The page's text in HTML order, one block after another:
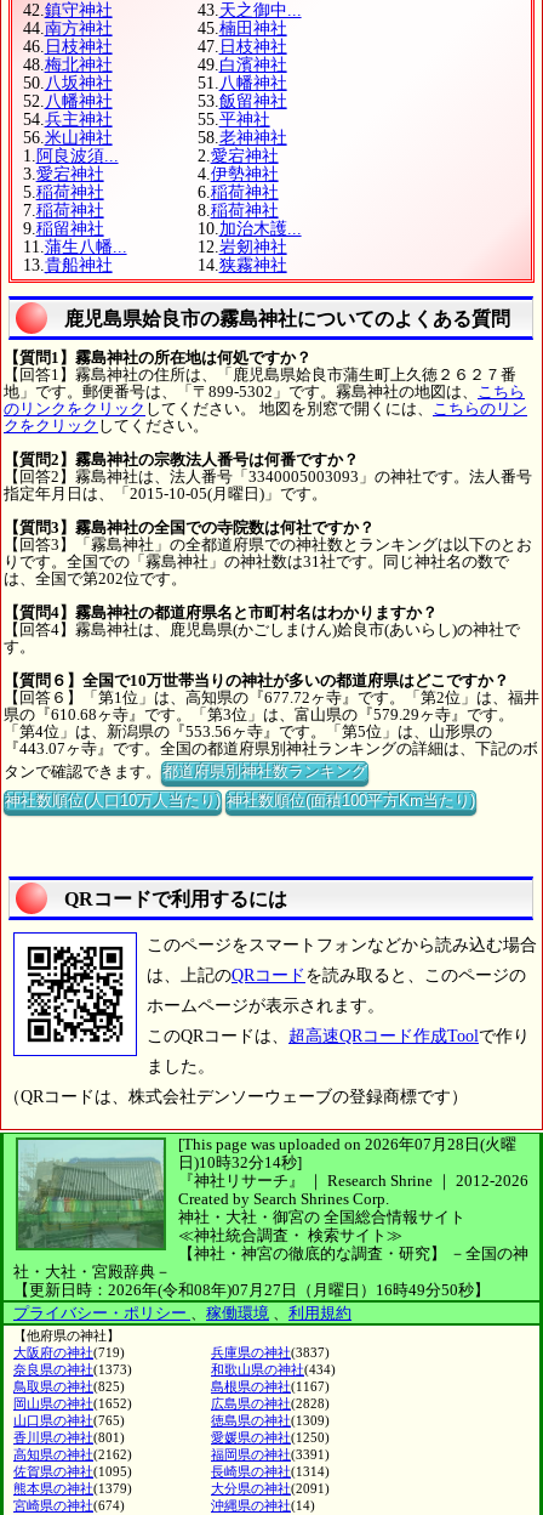
42.鎮守神社 43.天之御中...
44.南方神社 45.楠田神社
46. 日枝神社 47. 日枝神社
48.梅北神社 49.白濱神社
50.八坂神社 51.八幡神社
52.八幡神社 53.飯留神社
54.兵主神社 55.平神社
56.米山神社 58.老神神社
1. 阿良波須... 2.愛宕神社
3.愛宕神社 4.伊勢神社
5.稲荷神社 6.稲荷神社
7.稲荷神社 8.稲荷神社
9.稲留神社 10.加治木護...
11.蒲生八幡... 12.岩剱神社
13.貴船神社 14.狭霧神社
鹿児島県姶良市の霧島神社についてのよくある質問
【質問1】霧島神社の所在地は何処ですか？
【回答1】霧島神社の住所は、「鹿児島県姶良市蒲生町上久徳２６２７番
地」です。郵便番号は、「〒899-5302」です。霧島神社の地図は、 こちら
のリンクをクリック してください。 地図を別窓で開くには、 こちらのリン
クをクリック してください。
【質問2】霧島神社の宗教法人番号は何番ですか？
【回答2】霧島神社は、法人番号「3340005003093」の神社です。法人番号
指定年月日は、「2015-10-05(月曜日)」です。
【質問3】霧島神社の全国での寺院数は何社ですか？
【回答3】「霧島神社」の全都道府県での神社数とランキングは以下のとお
りです。全国での「霧島神社」の神社数は31社です。同じ神社名の数で
は、全国で第202位です。
【質問4】霧島神社の都道府県名と市町村名はわかりますか？
【回答4】霧島神社は、鹿児島県(かごしまけん)姶良市(あいらし)の神社で
す。
【質問６】全国で10万世帯当りの神社が多いの都道府県はどこですか？
【回答６】「第1位」は、高知県の『677.72ヶ寺』です。「第2位」は、福井
県の『610.68ヶ寺』です。「第3位」は、富山県の『579.29ヶ寺』です。
「第4位」は、新潟県の『553.56ヶ寺』です。「第5位」は、山形県の
『443.07ヶ寺』です。全国の都道府県別神社ランキングの詳細は、下記のボ
タンで確認できます。都道府県別神社数ランキング
神社数順位(人口10万人当たり) 神社数順位(面積100平方Km当たり)
QRコードで利用するには
このページをスマートフォンなどから読み込む場合
は、上記のQRコード を読み取ると、このページの
ホームページが表示されます。
このQRコードは、 超高速QRコード作成Toolで作り
ました。
（QRコードは、株式会社デンソーウェーブの登録商標です）
[This page was uploaded on 2026年07月28日(火曜
日)10時32分14秒]
『神社リサーチ』 ｜ Research Shrine ｜ 2012-2026
Created by Search Shrines Corp.
神社・大社・御宮の 全国総合情報サイト
≪神社統合調査・ 検索サイト≫
【神社・神宮の徹底的な調査・研究】
－全国の神
社・大社・宮殿辞典－
【更新日時：2026年(令和08年)07月27日（月曜日）16時49分50秒】
プライバシー・ポリシー 、 稼働環境 、 利用規約
【他府県の神社】
大阪府の神社(719) 兵庫県の神社(3837)
奈良県の神社(1373) 和歌山県の神社(434)
鳥取県の神社(825) 島根県の神社(1167)
岡山県の神社(1652) 広島県の神社(2828)
山口県の神社(765) 徳島県の神社(1309)
香川県の神社(801) 愛媛県の神社(1250)
高知県の神社(2162) 福岡県の神社(3391)
佐賀県の神社(1095) 長崎県の神社(1314)
熊本県の神社(1379) 大分県の神社(2091)
宮崎県の神社(674) 沖縄県の神社(14)